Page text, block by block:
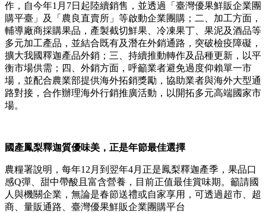
作，自今年1月7日起陸續銷售，並透過「臺灣優果鮮販企業團
購平臺」及「農良直賣所」等啟動企業團購；二、加工方面，
輔導廠商採購果品，產製截切鮮果、冷凍果丁、果泥及酒品等
多元加工產品，並結合既有及潛在外銷通路，突破檢疫障礙，
擴大我國釋迦產品外銷；三、持續推動轉作及品種更新，以平
衡市場供需；四、外銷方面，呼籲業者避免過度仰賴單一市
場，並配合農業部提供海外拓銷獎勵，協助業者與海外大型通
路對接，合作辦理海外行銷推廣活動，以開拓多元高端國家市
場。
國產鳳梨釋迦質優味美，正是年節最佳選擇
農糧署說明，每年12月到翌年4月正是鳳梨釋迦產季，果品口
感Q彈、甜中帶酸且富含營養，目前正值最佳賞味期。籲請國
人與機關企業，無論是春節送禮或自家享用，可透過超市、超
商、量販通路、臺灣優果鮮販企業團購平台